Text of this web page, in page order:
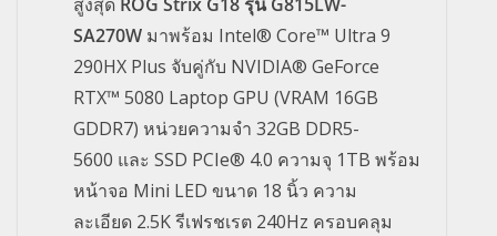
SA270W มาพร้อม Intel® Core™ Ultra 9
290HX Plus จับคู่กับ NVIDIA® GeForce
RTX™ 5080 Laptop GPU (VRAM 16GB
GDDR7) หน่วยความจำ 32GB DDR5-
5600 และ SSD PCIe® 4.0 ความจุ 1TB พร้อม
หน้าจอ Mini LED ขนาด 18 นิ้ว ความ
ละเอียด 2.5Kรีเฟรชเรต 240Hz ครอบคลุม